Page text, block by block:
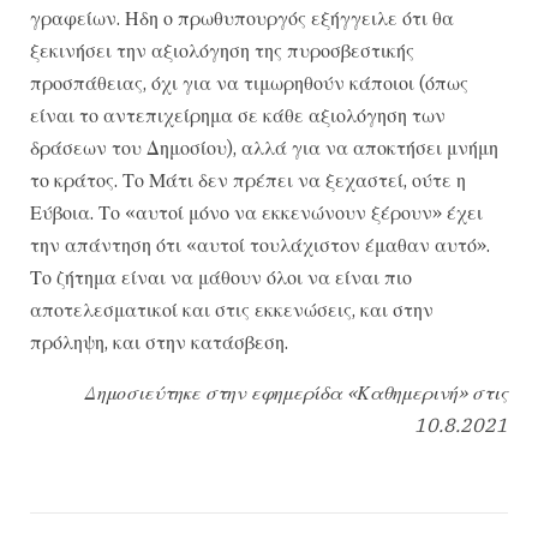
γραφείων. Ηδη ο πρωθυπουργός εξήγγειλε ότι θα
ξεκινήσει την αξιολόγηση της πυροσβεστικής
προσπάθειας, όχι για να τιμωρηθούν κάποιοι (όπως
είναι το αντεπιχείρημα σε κάθε αξιολόγηση των
δράσεων του Δημοσίου), αλλά για να αποκτήσει μνήμη
το κράτος. Το Μάτι δεν πρέπει να ξεχαστεί, ούτε η
Εύβοια. Το «αυτοί μόνο να εκκενώνουν ξέρουν» έχει
την απάντηση ότι «αυτοί τουλάχιστον έμαθαν αυτό».
Το ζήτημα είναι να μάθουν όλοι να είναι πιο
αποτελεσματικοί και στις εκκενώσεις, και στην
πρόληψη, και στην κατάσβεση.
Δημοσιεύτηκε στην εφημερίδα «Καθημερινή» στις
10.8.2021